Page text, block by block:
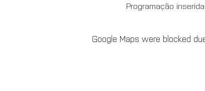
Programação
Google Maps were blocked